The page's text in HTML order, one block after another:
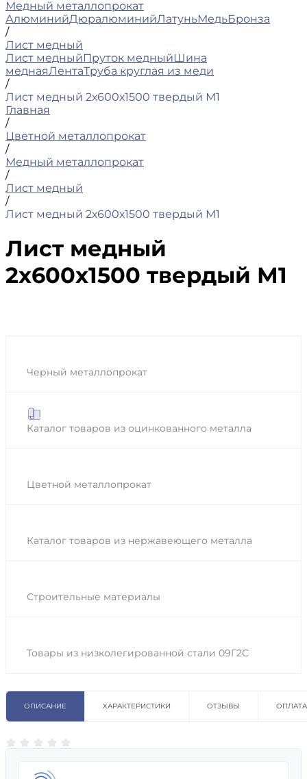
Медный металлопрокат
АлюминийДюралюминийЛатуньМедьБронза
/
Лист медный
Лист медныйПруток медныйШина
меднаяЛентаТруба круглая из меди
/
Лист медный 2х600х1500 твердый М1
Главная
/
Цветной металлопрокат
/
Медный металлопрокат
/
Лист медный
/
Лист медный 2х600х1500 твердый М1
Лист медный
2х600х1500 твердый М1
Черный металлопрокат
Каталог товаров из оцинкованного металла
Цветной металлопрокат
Каталог товаров из нержавеющего металла
Строительные материалы
Товары из низколегированной стали 09Г2С
ОПИСАНИЕ ХАРАКТЕРИСТИКИ ОТЗЫВЫ ОПЛАТА